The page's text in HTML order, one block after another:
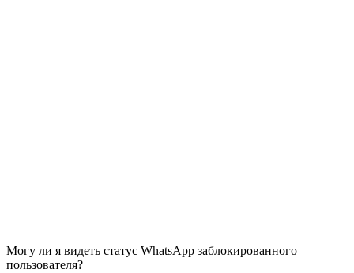
Могу ли я видеть статус WhatsApp заблокированного
пользователя?